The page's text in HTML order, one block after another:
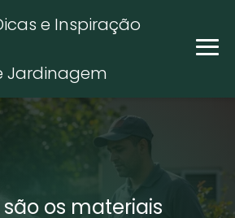
e Inspiração
Jardinagem
são os materiais